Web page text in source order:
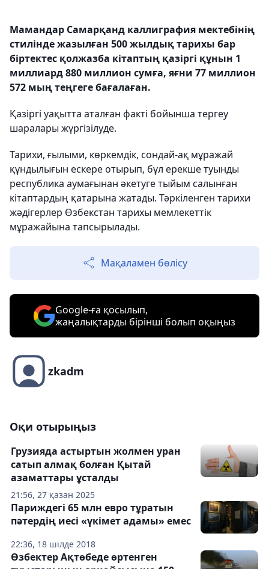
Мамандар Самарқанд каллиграфия мектебінің
стилінде жазылған 500 жылдық тарихы бар
біртектес қолжазба кітаптың қазіргі құнын 1
миллиард 880 миллион сумға, яғни 77 миллион
572 мың теңгеге бағалаған.
Қазіргі уақытта аталған факті бойынша тергеу
шаралары жүргізілуде.
Тарихи, ғылыми, көркемдік, сондай-ақ мұражай
құндылығын ескере отырып, бұл ерекше туынды
республика аумағынан әкетуге тыйым салынған
кітаптардың қатарына жатады. Тәркіленген тарихи
жәдігерлер Өзбекстан тарихы мемлекеттік
мұражайына тапсырылады.
Мақаламен бөлісу
Google-ға қосылып,
жаңалықтарды бірінші болып оқыңыз
zkadm
Оқи отырыңыз
21:56, 27 қазан 2025
Грузияда астыртын жолмен уран
сатып алмақ болған Қытай
азаматтары ұсталды
22:36, 18 шілде 2018
Париждегі 65 млн евро тұратын
пәтердің иесі «үкімет адамы» емес
Өзбектер Ақтөбеде өртенген